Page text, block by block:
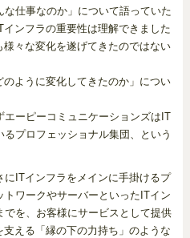
仕事なのか」について語っていた
ンフラの重要性は理解できました
々な変化を遂げてきたのではない
ように変化してきたのか」につい
ーピーコミュニケーションズはIT
プロフェッショナル集団、という
にITインフラをメインに手掛けるプ
ワークやサーバーといったITイン
を、お客様にサービスとして提供
える「縁の下の力持ち」のような